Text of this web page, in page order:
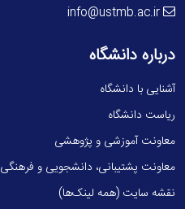
info@ustmb.ac.ir
درباره دانشگاه
آشنایی با دانشگاه
ریاست دانشگاه
معاونت آموزشی و پژوهشی
معاونت پشتیبانی، دانشجویی و فرهنگی
نقشه سایت (همه لینک‌ها)